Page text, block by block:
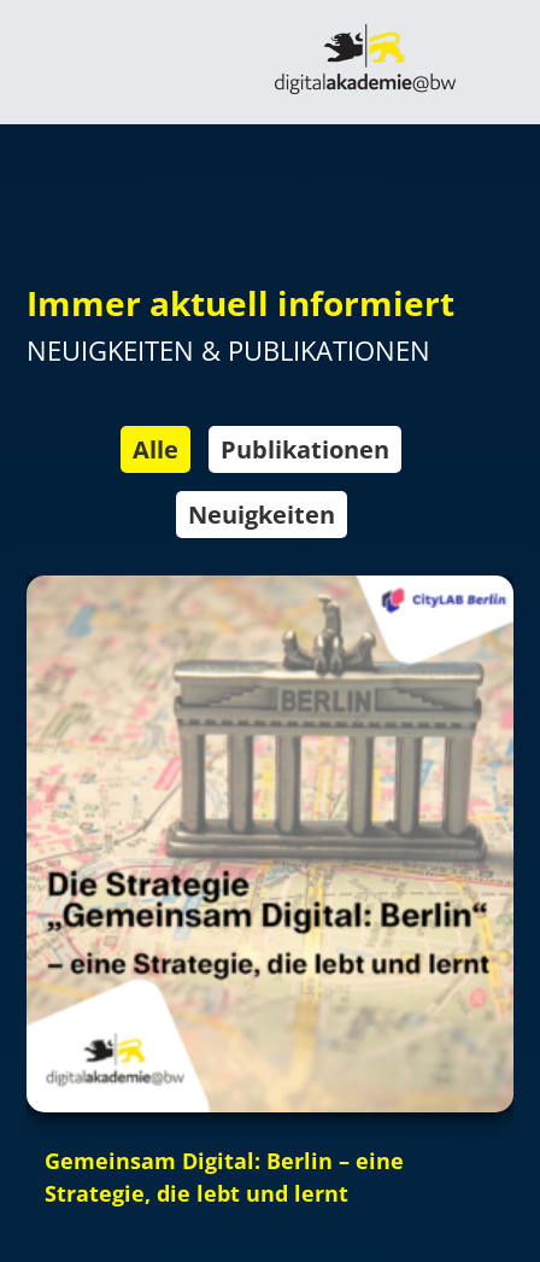
Immer aktuell informiert
NEUIGKEITEN & PUBLIKATIONEN
Alle
Publikationen
Neuigkeiten
Gemeinsam Digital: Berlin – eine
Strategie, die lebt und lernt